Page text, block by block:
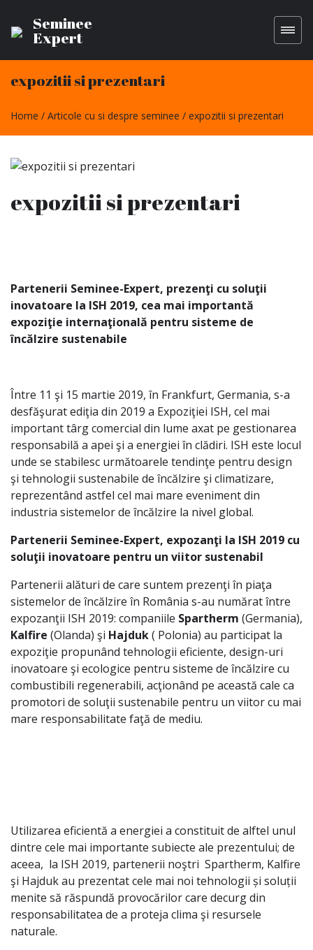
Seminee
Expert
expozitii si prezentari
Home Articole cu si despre seminee expozitii si prezentari
expozitii si prezentari
Partenerii Seminee-Expert, prezenţi cu soluţii
inovatoare la ISH 2019, cea mai importantă
expoziţie internaţională pentru sisteme de
încălzire sustenabile
Între 11 şi 15 martie 2019, în Frankfurt, Germania, s-a
desfăşurat ediţia din 2019 a Expoziţiei ISH, cel mai
important târg comercial din lume axat pe gestionarea
responsabilă a apei şi a energiei în clădiri. ISH este locul
unde se stabilesc următoarele tendinţe pentru design
şi tehnologii sustenabile de încălzire şi climatizare,
reprezentând astfel cel mai mare eveniment din
industria sistemelor de încălzire la nivel global.
Partenerii Seminee-Expert, expozanţi la ISH 2019 cu
soluţii inovatoare pentru un viitor sustenabil
Partenerii alături de care suntem prezenţi în piaţa
sistemelor de încălzire în România s-au numărat între
expozanţii ISH 2019: companiile Spartherm (Germania),
Kalfire (Olanda) şi Hajduk( Polonia) au participat la
expoziţie propunând tehnologii eficiente, design-uri
inovatoare şi ecologice pentru sisteme de încălzire cu
combustibili regenerabili, acţionând pe această cale ca
promotori de soluţii sustenabile pentru un viitor cu mai
mare responsabilitate faţă de mediu.
Utilizarea eficientă a energiei a constituit de alftel unul
dintre cele mai importante subiecte ale prezentului; de
aceea, la ISH 2019, partenerii noştri Spartherm, Kalfire
şi Hajduk au prezentat cele mai noi tehnologii și soluții
menite să răspundă provocărilor care decurg din
responsabilitatea de a proteja clima şi resursele
naturale.